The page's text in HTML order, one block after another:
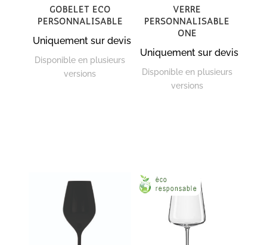
Gobelet Eco
personnalisable
Uniquement sur devis
Disponible en plusieurs
versions
Verre
personnalisable
One
Uniquement sur devis
Disponible en plusieurs
versions